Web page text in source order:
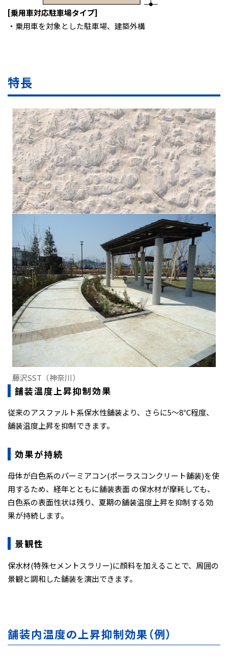
[乗用車対応駐車場タイプ]
・乗用車を対象とした駐車場、建築外構
特長
藤沢SST（神奈川）
舗装温度上昇抑制効果
従来のアスファルト系保水性舗装より、さらに5〜8℃程度、
舗装温度上昇を抑制できます。
効果が持続
母体が白色系のパーミアコン(ポーラスコンクリート舗装)を使
用するため、経年とともに舗装表面 の保水材が摩耗しても、
白色系の表面性状は残り、夏期の舗装温度上昇を抑制する効
果が持続します。
景観性
保水材(特殊セメントスラリー)に顔料を加えることで、周囲の
景観と調和した舗装を演出できます。
舗装内温度の上昇抑制効果（例）